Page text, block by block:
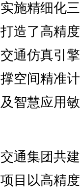
施精细化
造了高精
通仿真引
空间精准
智慧应用
通集团共
目以高精